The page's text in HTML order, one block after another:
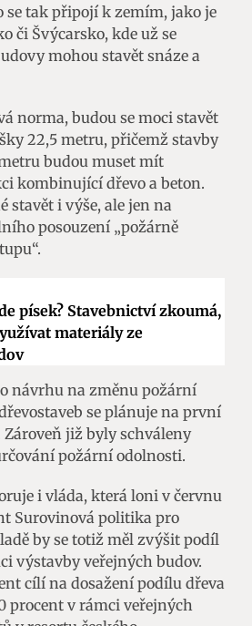
se tak připojí k zemím, jako je
či Švýcarsko, kde už se
mohou stavět snáze a
norma, budou se moci stavět
22,5 metru, přičemž stavby
budou muset mít
kombinující dřevo a beton.
stavět i výše, ale jen na
posouzení „požárně
písek? Stavebnictví zkoumá,
materiály ze
návrhu na změnu požární
se plánuje na první
již byly schváleny
požární odolnosti.
i vláda, která loni v červnu
Surovinová politika pro
by se totiž měl zvýšit podíl
výstavby veřejných budov.
cílí na dosažení podílu dřeva
procent v rámci veřejných